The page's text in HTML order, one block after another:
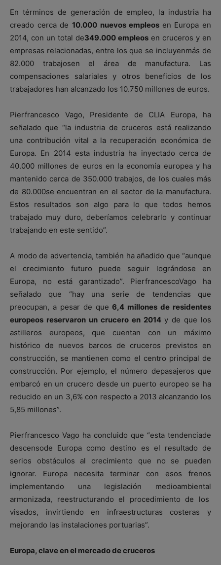
En términos de generación de empleo, la industria ha
creado cerca de 10.000 nuevos empleos en Europa en
2014, con un total de349.000 empleos en cruceros y en
empresas relacionadas, entre los que se incluyenmás de
82.000 trabajosen el área de manufactura. Las
compensaciones salariales y otros beneficios de los
trabajadores han alcanzado los 10.750 millones de euros.
Pierfrancesco Vago, Presidente de CLIA Europa, ha
señalado que “la industria de cruceros está realizando
una contribución vital a la recuperación económica de
Europa. En 2014 esta industria ha inyectado cerca de
40.000 millones de euros en la economía europea y ha
mantenido cerca de 350.000 trabajos, de los cuales más
de 80.000se encuentran en el sector de la manufactura.
Estos resultados son algo para lo que todos hemos
trabajado muy duro, deberíamos celebrarlo y continuar
trabajando en este sentido”.
A modo de advertencia, también ha añadido que “aunque
el crecimiento futuro puede seguir lográndose en
Europa, no está garantizado”. PierfrancescoVago ha
señalado que “hay una serie de tendencias que
preocupan, a pesar de que6,4 millones de residentes
europeos reservaron un crucero en 2014 y de que los
astilleros europeos, que cuentan con un máximo
histórico de nuevos barcos de cruceros previstos en
construcción, se mantienen como el centro principal de
construcción. Por ejemplo, el número depasajeros que
embarcó en un crucero desde un puerto europeo se ha
reducido en un 3,6% con respecto a 2013 alcanzando los
5,85 millones”.
Pierfrancesco Vago ha concluido que “esta tendenciade
descensode Europa como destino es el resultado de
serios obstáculos al crecimiento que no se pueden
ignorar. Europa necesita terminar con esos frenos
implementando una legislación medioambiental
armonizada, reestructurando el procedimiento de los
visados, invirtiendo en infraestructuras costeras y
mejorando las instalaciones portuarias”.
Europa, clave en el mercado de cruceros